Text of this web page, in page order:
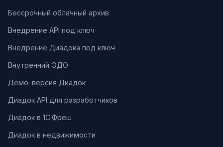
Бессрочный облачный архив
Внедрение API под ключ
Внедрение Диадока под ключ
Внутренний ЭДО
Демо-версия Диадок
Диадок API для разработчиков
Диадок в 1С:Фреш
Диадок в недвижимости